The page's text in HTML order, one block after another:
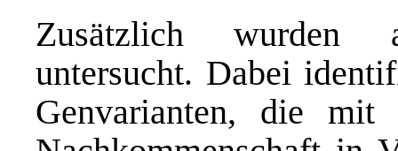
Zusätzlich wurden
untersucht. Dabei
Genvarianten, die mit